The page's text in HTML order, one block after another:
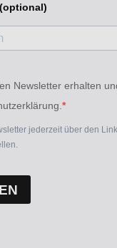
Newsletter erhalten
jederzeit über den